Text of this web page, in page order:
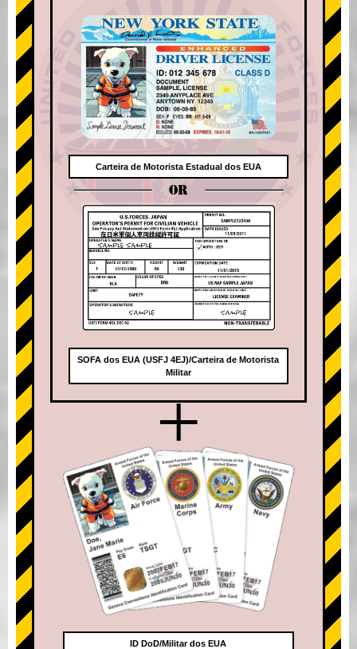
Carteira de Motorista Estadual dos EUA
OR
SOFA dos EUA (USFJ 4EJ)/Carteira de Motorista
Militar
+
ID DoD/Militar dos EUA